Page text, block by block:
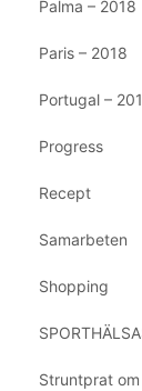
Palma – 2018
Paris – 2018
Portugal –
Progress
Recept
Samarbeten
Shopping
Struntprat